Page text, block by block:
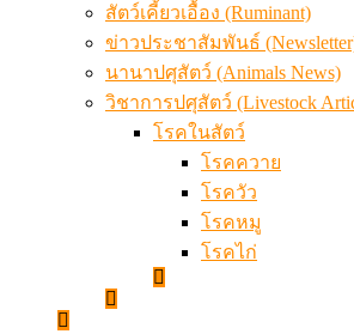
สัตว์เคี้ยวเอื้อง (Ruminant)
ข่าวประชาสัมพันธ์
นานาปศุสัตว์ (Animals News)
วิชาการปศุสัตว์ (Livestock
โรคในสัตว์
โรคควาย
โรควัว
โรคหมู
โรคไก่